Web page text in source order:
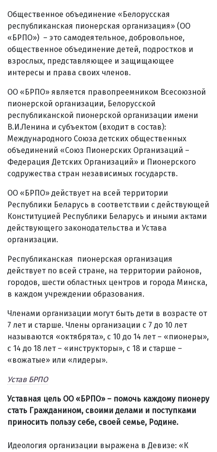
Общественное объединение «Белорусская
республиканская пионерская организация» (ОО
«БРПО») – это самодеятельное, добровольное,
общественное объединение детей, подростков и
взрослых, представляющее и защищающее
интересы и права своих членов.
ОО «БРПО» является правопреемником Всесоюзной
пионерской организации, Белорусской
республиканской пионерской организации имени
В.И.Ленина и субъектом (входит в состав):
Международного Союза детских общественных
объединений «Союз Пионерских Организаций –
Федерация Детских Организаций» и Пионерского
содружества стран независимых государств.
ОО «БРПО» действует на всей территории
Республики Беларусь в соответствии с действующей
Конституцией Республики Беларусь и иными актами
действующего законодательства и Устава
организации.
Республиканская пионерская организация
действует по всей стране, на территории районов,
городов, шести областных центров и города Минска,
в каждом учреждении образования.
Членами организации могут быть дети в возрасте от
7 лет и старше. Члены организации с 7 до 10 лет
называются «октябрята», с 10 до 14 лет – «пионеры»,
с 14 до 18 лет – «инструкторы», с 18 и старше –
«вожатые» или «лидеры».
Устав БРПО
Уставная цель ОО «БРПО» – помочь каждому пионеру
стать Гражданином, своими делами и поступками
приносить пользу себе, своей семье, Родине.
Идеология организации выражена в Девизе: «К